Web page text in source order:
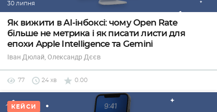
30 липня
Як вижити в AI-інбоксі: чому Open Rate
більше не метрика і як писати листи для
епохи Apple Intelligence та Gemini
Іван Дюлай, Олександр Дєєв
77 24 хв 0.00
КЕЙСИ